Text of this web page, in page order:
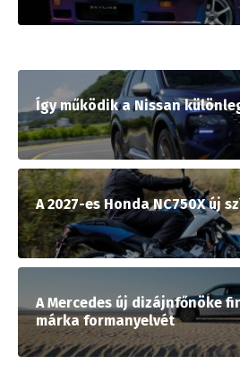
Így működik a Nissan
A 2027-es Honda NC750X új
A Mercedes új dizájnfőnöke
márka formanyelvét